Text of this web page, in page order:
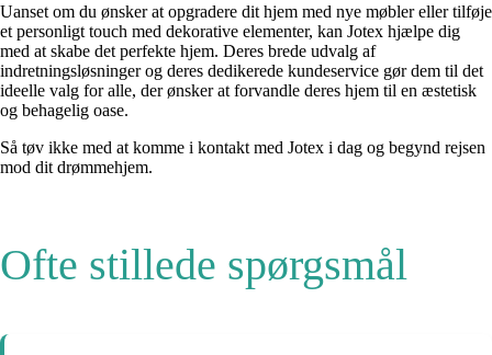
Uanset om du ønsker at opgradere dit hjem med nye møbler eller tilføje
et personligt touch med dekorative elementer, kan Jotex hjælpe dig
med at skabe det perfekte hjem. Deres brede udvalg af
indretningsløsninger og deres dedikerede kundeservice gør dem til det
ideelle valg for alle, der ønsker at forvandle deres hjem til en æstetisk
og behagelig oase.
Så tøv ikke med at komme i kontakt med Jotex i dag og begynd rejsen
mod dit drømmehjem.
Ofte stillede spørgsmål